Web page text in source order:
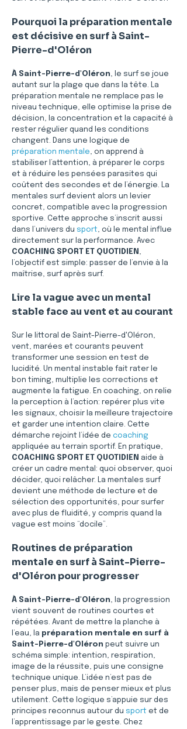
Pourquoi la préparation mentale
est décisive en surf à Saint-
Pierre-d'Oléron
À Saint-Pierre-d'Oléron, le surf se joue
autant sur la plage que dans la tête. La
préparation mentale ne remplace pas le
niveau technique, elle optimise la prise de
décision, la concentration et la capacité à
rester régulier quand les conditions
changent. Dans une logique de
préparation mentale, on apprend à
stabiliser l’attention, à préparer le corps
et à réduire les pensées parasites qui
coûtent des secondes et de l’énergie. La
mentales surf devient alors un levier
concret, compatible avec la progression
sportive. Cette approche s’inscrit aussi
dans l’univers du sport, où le mental influe
directement sur la performance. Avec
COACHING SPORT ET QUOTIDIEN ,
l’objectif est simple: passer de l’envie à la
maîtrise, surf après surf.
Lire la vague avec un mental
stable face au vent et au courant
Sur le littoral de Saint-Pierre-d'Oléron,
vent, marées et courants peuvent
transformer une session en test de
lucidité. Un mental instable fait rater le
bon timing, multiplie les corrections et
augmente la fatigue. En coaching, on relie
la perception à l’action: repérer plus vite
les signaux, choisir la meilleure trajectoire
et garder une intention claire. Cette
démarche rejoint l’idée de coaching
appliquée au terrain sportif. En pratique,
COACHING SPORT ET QUOTIDIEN aide à
créer un cadre mental: quoi observer, quoi
décider, quoi relâcher. La mentales surf
devient une méthode de lecture et de
sélection des opportunités, pour surfer
avec plus de fluidité, y compris quand la
vague est moins “docile”.
Routines de préparation
mentale en surf à Saint-Pierre-
d'Oléron pour progresser
À Saint-Pierre-d'Oléron, la progression
vient souvent de routines courtes et
répétées. Avant de mettre la planche à
l’eau, la préparation mentale en surf à
Saint-Pierre-d'Oléron peut suivre un
schéma simple: intention, respiration,
image de la réussite, puis une consigne
technique unique. L’idée n’est pas de
penser plus, mais de penser mieux et plus
utilement. Cette logique s’appuie sur des
principes reconnus autour du sport et de
l’apprentissage par le geste. Chez